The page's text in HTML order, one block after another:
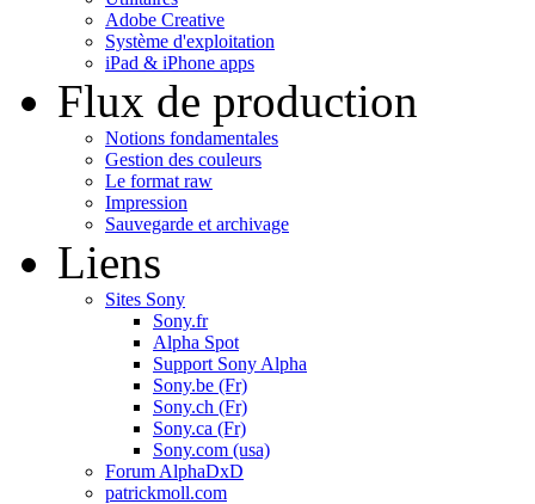
Adobe Creative
Système d'exploitation
iPad & iPhone apps
Flux de production
Notions fondamentales
Gestion des couleurs
Le format raw
Impression
Sauvegarde et archivage
Liens
Sites Sony
Sony.fr
Alpha Spot
Support Sony Alpha
Sony.be (Fr)
Sony.ch (Fr)
Sony.ca (Fr)
Sony.com (usa)
Forum AlphaDxD
patrickmoll.com